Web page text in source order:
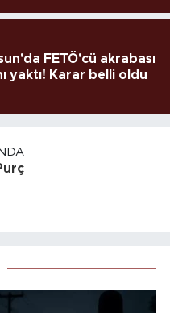
FETÖ'cü akrabası
yaktı! Karar belli oldu